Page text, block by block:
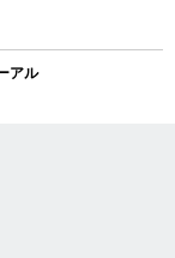
アル